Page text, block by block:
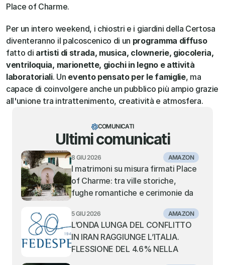
COMUNICATI
Ultimi comunicati
8 GIU 2026 AMAZON
I matrimoni su misura firmati Place
of Charme: tra ville storiche,
fughe romantiche e cerimonie da
5 GIU 2026 AMAZON
L’ONDA LUNGA DEL CONFLITTO
IN IRAN RAGGIUNGE L’ITALIA.
FLESSIONE DEL 4.6% NELLA
Place of Charme.
Per un intero weekend, i chiostri e i giardini della Certosa
diventeranno il palcoscenico di un programma diffuso
fatto di artisti di strada, musica, clownerie, giocoleria,
ventriloquia, marionette, giochi in legno e attività
laboratoriali. Un evento pensato per le famiglie, ma
capace di coinvolgere anche un pubblico più ampio grazie
all'unione tra intrattenimento, creatività e atmosfera.